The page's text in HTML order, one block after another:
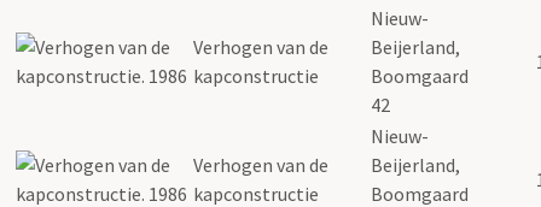
Verhogen van de
kapconstructie
Nieuw-
Beijerland,
Boomgaard
42
Verhogen van de
kapconstructie
Nieuw-
Beijerland,
Boomgaard